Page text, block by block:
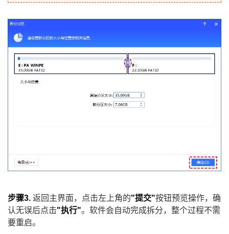
步骤3. 返回主界面，点击左上角的"提交"按钮预览操作，确
认无误后点击"执行"。软件会自动完成拆分，整个过程不需
要重启。